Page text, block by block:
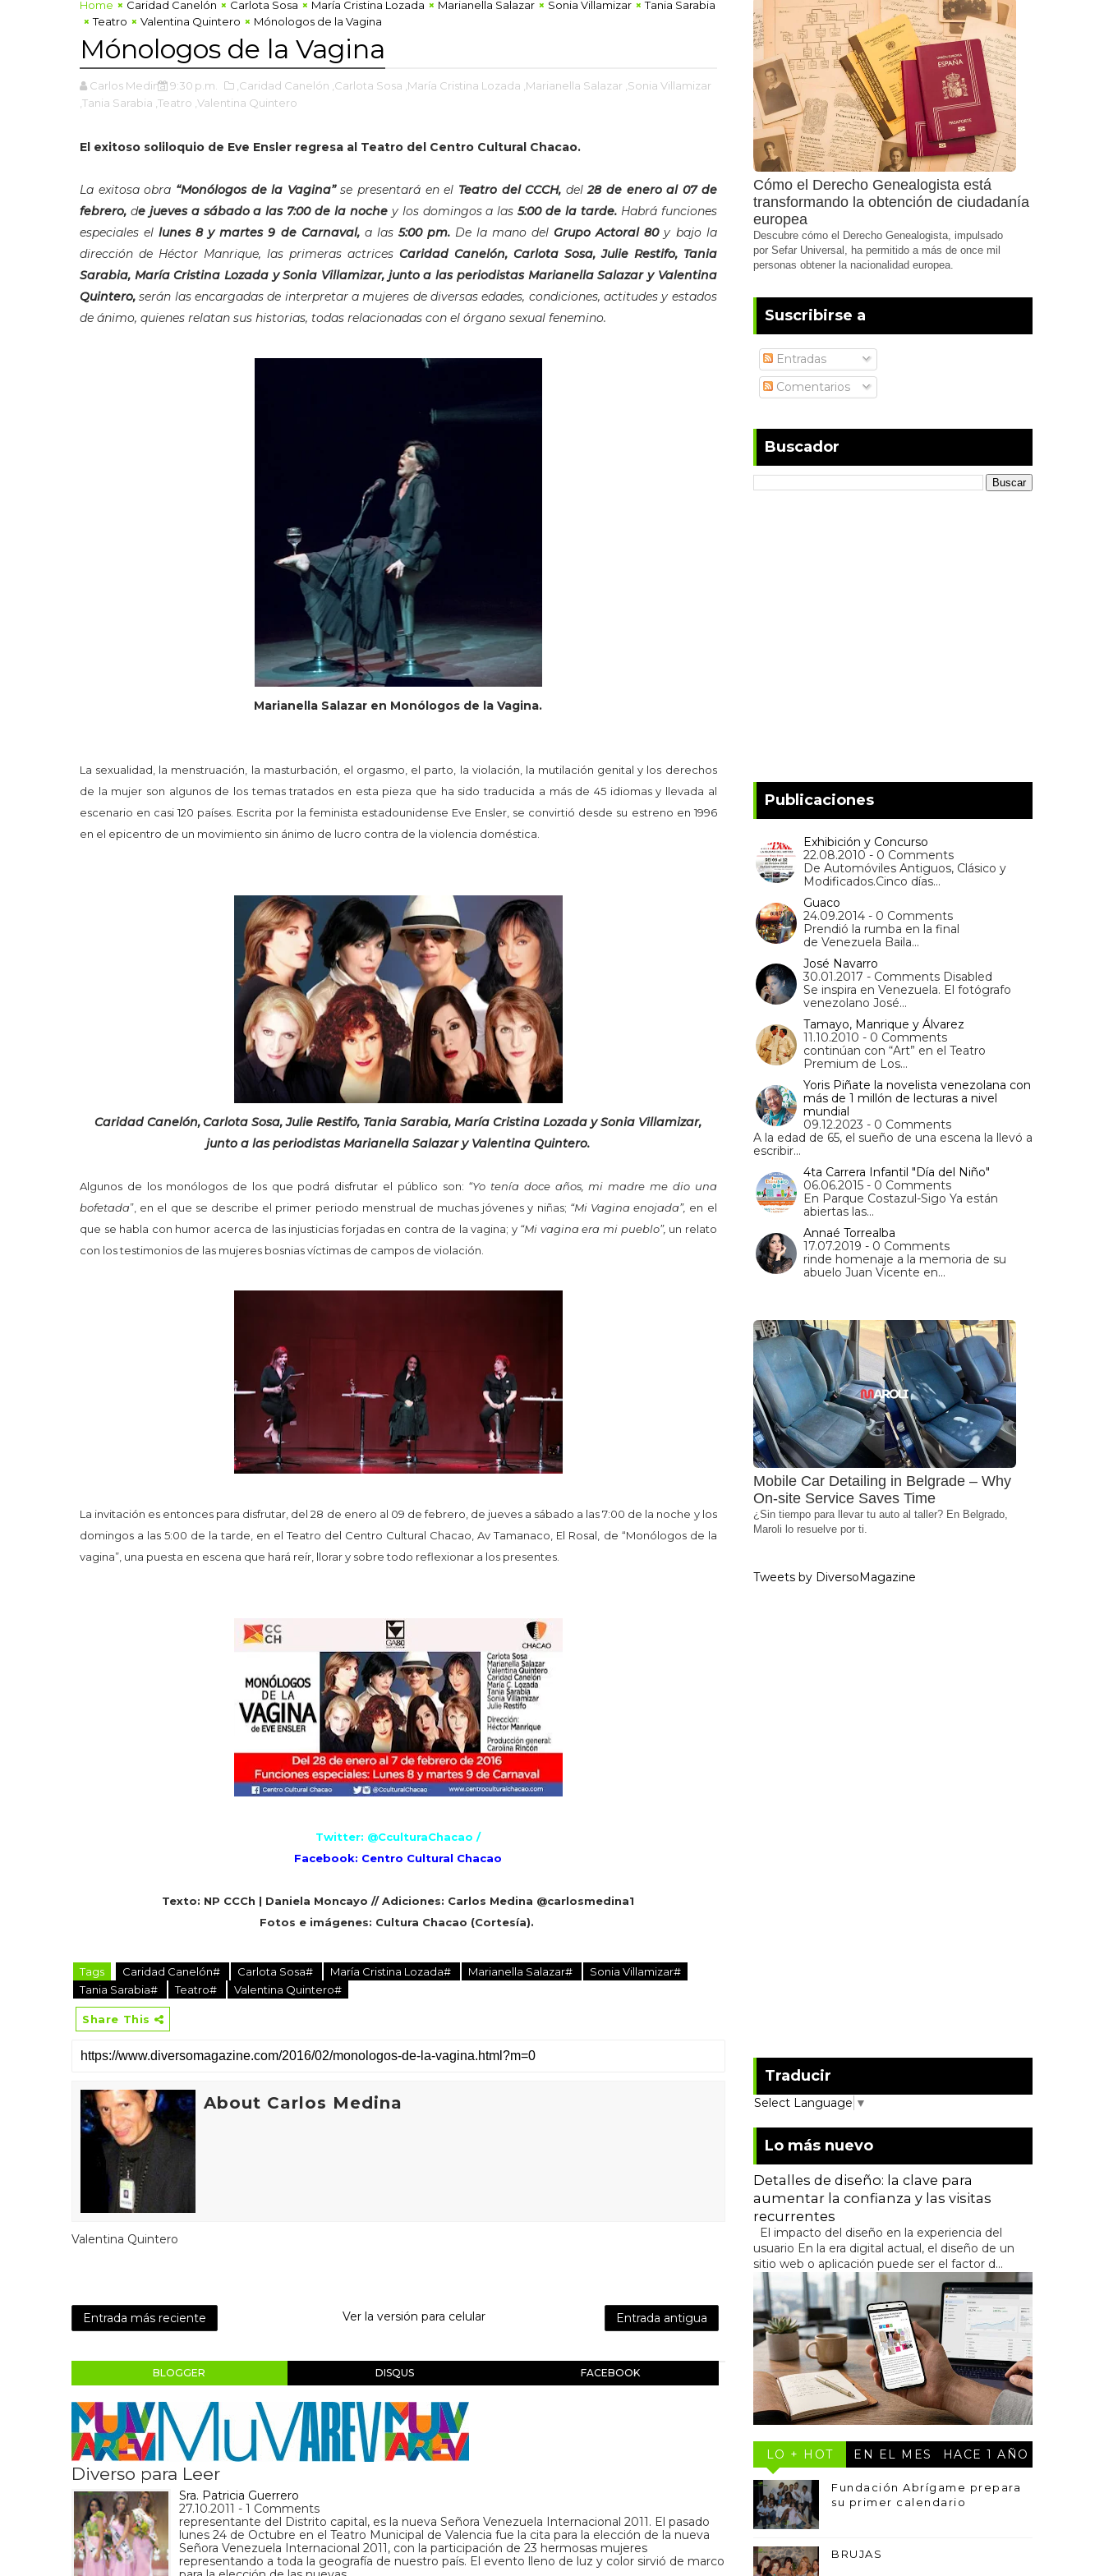
Home Caridad Canelón Carlota Sosa María Cristina Lozada Marianella Salazar Sonia Villamizar
Tania Sarabia
Teatro
Valentina Quintero Mónologos de la Vagina
Mónologos de la Vagina
Carlos Medina 9:30 p.m. ,Caridad Canelón ,Carlota Sosa ,María Cristina Lozada ,Marianella Salazar ,Sonia Villamizar
,Tania Sarabia ,Teatro ,Valentina Quintero
El exitoso soliloquio de Eve Ensler regresa al Teatro del Centro Cultural Chacao.
La exitosa obra “Monólogos de la Vagina”se presentará en el Teatro del CCCH, del28 de enero al 07 de
febrero, de jueves a sábado a las 7:00 de la nochey los domingos a las 5:00 de la tarde. Habrá funciones
especiales ellunes 8 y martes 9 de Carnaval,a las 5:00 pm.De la mano delGrupo Actoral 80y bajo la
dirección de Héctor Manrique, las primeras actrices Caridad Canelón, Carlota Sosa, Julie Restifo, Tania
Sarabia, María Cristina Lozada y Sonia Villamizar, junto a las periodistas Marianella Salazar y Valentina
Quintero, serán las encargadas de interpretar a mujeres de diversas edades, condiciones, actitudes y estados
de ánimo, quienes relatan sus historias, todas relacionadas con el órgano sexual fenemino.
Marianella Salazar en Monólogos de la Vagina.
La sexualidad, la menstruación, la masturbación, el orgasmo, el parto, la violación, la mutilación genital y los derechos
de la mujer son algunos de los temas tratados en esta pieza que ha sido traducida a más de 45 idiomas y llevada al
escenario en casi 120 países. Escrita por la feminista estadounidense Eve Ensler, se convirtió desde su estreno en 1996
en el epicentro de un movimiento sin ánimo de lucro contra de la violencia doméstica.
Caridad Canelón,Carlota Sosa, Julie Restifo, Tania Sarabia, María Cristina Lozada y Sonia Villamizar,
junto a las periodistas Marianella Salazar y Valentina Quintero.
Algunos de los monólogos de los que podrá disfrutar el público son: “Yo tenía doce años, mi madre me dio una
bofetada”, en el que se describe el primer periodo menstrual de muchas jóvenes y niñas; “Mi Vagina enojada”, en el
que se habla con humor acerca de las injusticias forjadas en contra de la vagina; y “Mi vagina era mi pueblo”, un relato
con los testimonios de las mujeres bosnias víctimas de campos de violación.
La invitación es entonces para disfrutar, del 28 de enero al 09 de febrero, de jueves a sábado a las 7:00 de la noche y los
domingos a las 5:00 de la tarde, en el Teatro del Centro Cultural Chacao, Av Tamanaco, El Rosal, de “Monólogos de la
vagina”, una puesta en escena que hará reír, llorar y sobre todo reflexionar a los presentes.
Twitter: @CculturaChacao /
Facebook: Centro Cultural Chacao
Texto: NP CCCh | Daniela Moncayo // Adiciones: Carlos Medina @carlosmedina1
Fotos e imágenes: Cultura Chacao (Cortesía).
Tags Caridad Canelón# Carlota Sosa# María Cristina Lozada# Marianella Salazar#
Sonia Villamizar#
Tania Sarabia#
Teatro# Valentina Quintero#
Share This
About Carlos Medina
Valentina Quintero
Entrada más reciente Entrada antigua
Ver la versión para celular
BLOGGER DISQUS FACEBOOK
Diverso para Leer
Sra. Patricia Guerrero
27.10.2011 - 1 Comments
representante del Distrito capital, es la nueva Señora Venezuela Internacional 2011. El pasado
lunes 24 de Octubre en el Teatro Municipal de Valencia fue la cita para la elección de la nueva
Señora Venezuela Internacional 2011, con la participación de 23 hermosas mujeres
representando a toda la geografía de nuestro país. El evento lleno de luz y color sirvió de marco
Cómo el Derecho Genealogista está
transformando la obtención de ciudadanía
europea
Descubre cómo el Derecho Genealogista, impulsado
por Sefar Universal, ha permitido a más de once mil
personas obtener la nacionalidad europea.
Suscribirse a
Entradas
Comentarios
Buscador
Publicaciones
Exhibición y Concurso
22.08.2010 - 0 Comments
De Automóviles Antiguos, Clásico y
Modificados.Cinco días…
Guaco
24.09.2014 - 0 Comments
Prendió la rumba en la final
de Venezuela Baila…
José Navarro
30.01.2017 - Comments Disabled
Se inspira en Venezuela. El fotógrafo
venezolano José…
Tamayo, Manrique y Álvarez
11.10.2010 - 0 Comments
continúan con “Art” en el Teatro
Premium de Los…
Yoris Piñate la novelista venezolana con
más de 1 millón de lecturas a nivel
mundial
09.12.2023 - 0 Comments
A la edad de 65, el sueño de una escena la llevó a
escribir…
4ta Carrera Infantil "Día del Niño"
06.06.2015 - 0 Comments
En Parque Costazul-Sigo Ya están
abiertas las…
Annaé Torrealba
17.07.2019 - 0 Comments
rinde homenaje a la memoria de su
abuelo Juan Vicente en…
Mobile Car Detailing in Belgrade – Why
On-site Service Saves Time
¿Sin tiempo para llevar tu auto al taller? En Belgrado,
Maroli lo resuelve por ti.
Tweets by DiversoMagazine
Traducir
Select Language ▼
Lo más nuevo
Detalles de diseño: la clave para
aumentar la confianza y las visitas
recurrentes
El impacto del diseño en la experiencia del
usuario En la era digital actual, el diseño de un
sitio web o aplicación puede ser el factor d...
LO + HOT EN EL MES HACE 1 AÑO
Fundación Abrígame prepara
su primer calendario
BRUJAS